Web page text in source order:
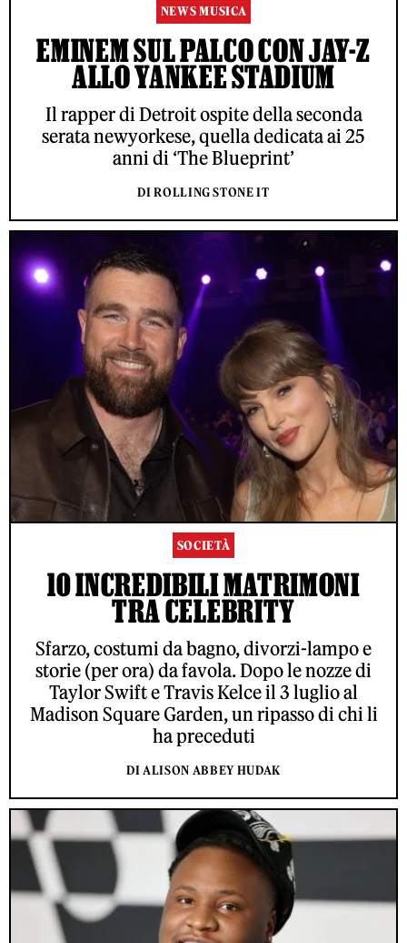
NEWS MUSICA
EMINEM SUL PALCO CON JAY-Z
ALLO YANKEE STADIUM
Il rapper di Detroit ospite della seconda
serata newyorkese, quella dedicata ai 25
anni di ‘The Blueprint’
DI ROLLING STONE IT
SOCIETÀ
10 INCREDIBILI MATRIMONI
TRA CELEBRITY
Sfarzo, costumi da bagno, divorzi-lampo e
storie (per ora) da favola. Dopo le nozze di
Taylor Swift e Travis Kelce il 3 luglio al
Madison Square Garden, un ripasso di chi li
ha preceduti
DI ALISON ABBEY HUDAK